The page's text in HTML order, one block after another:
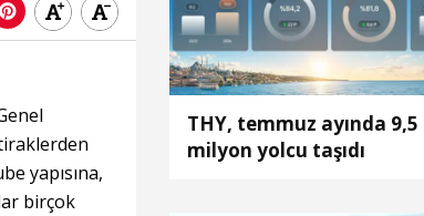
yapısına,
birçok
THY, temmuz ayında 9,5
milyon yolcu taşıdı